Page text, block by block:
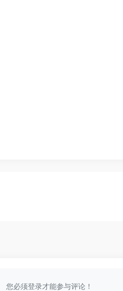
您必须登录才能参与评论！